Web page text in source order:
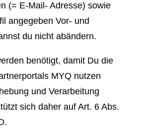
(= E-Mail- Adresse) sowie
angegeben Vor- und
du nicht abändern.
benötigt, damit Du die
MYQ nutzen
und Verarbeitung
sich daher auf Art. 6 Abs.